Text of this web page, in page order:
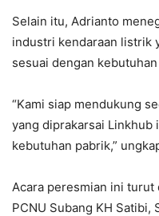
Selain itu, Adrianto
industri kendaraan listrik
sesuai dengan
“Kami siap mendukung
yang diprakarsai Linkhub
kebutuhan pabrik,”
Acara peresmian ini turut
PCNU Subang KH Satibi,